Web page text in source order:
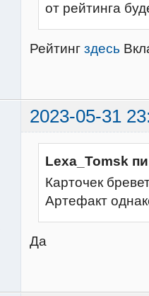
от рейтинга
Рейтинг здесь
2023-05-31
Lexa_Tomsk
Карточек
Артефакт
Да